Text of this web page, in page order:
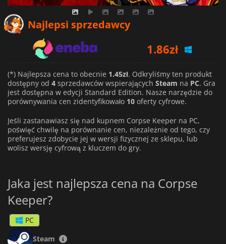
Najlepsi sprzedawcy
5.37zł
1.45zł
(*) Najlepsza cena to obecnie 1.45zł. Odkryliśmy ten produkt
dostępny od 4 sprzedawców wspierających Steam na PC. Gra
jest dostępna w edycji Standard Edition. Nasze narzędzie do
porównywania cen zidentyfikowało 10 oferty cyfrowe.
Jeśli zastanawiasz się nad kupnem Corpse Keeper na PC,
poświęć chwilę na porównanie cen, niezależnie od tego, czy
preferujesz zdobycie jej w wersji fizycznej ze sklepu, lub
wolisz wersję cyfrową z kluczem do gry.
Jaka jest najlepsza cena na Corpse
Keeper?
PC
Steam